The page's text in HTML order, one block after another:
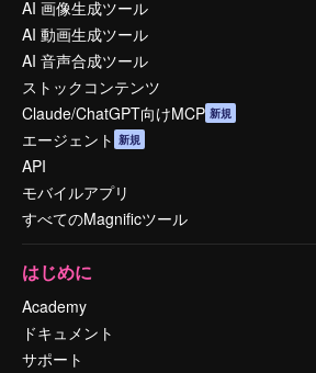
AI 画像生成ツール
AI 動画生成ツール
AI 音声合成ツール
ストックコンテンツ
Claude/ChatGPT向けMCP 新規
エージェント 新規
API
モバイルアプリ
すべてのMagnificツール
はじめに
Academy
ドキュメント
サポート